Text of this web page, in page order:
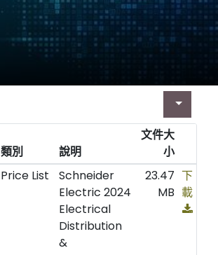
類別 說明
文件大
小
Price List
Schneider
Electric 2024
Electrical
Distribution
&
23.47
MB
下
載